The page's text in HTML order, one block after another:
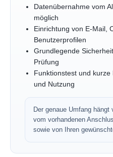
Datenübernahme vom
möglich
Einrichtung von E-Mail,
Benutzerprofilen
Grundlegende
Prüfung
Funktionstest und
und Nutzung
Der genaue Umfang hängt
vom vorhandenen
sowie von Ihren